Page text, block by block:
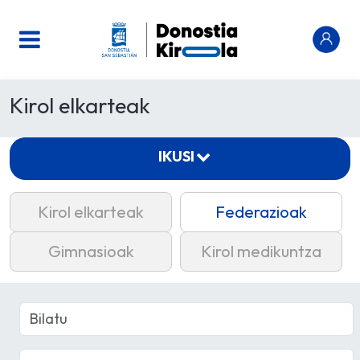
Kirol elkarteak
Kirol elkarteak
Federazioak
Gimnasioak
Kirol medikuntza
IKUSI